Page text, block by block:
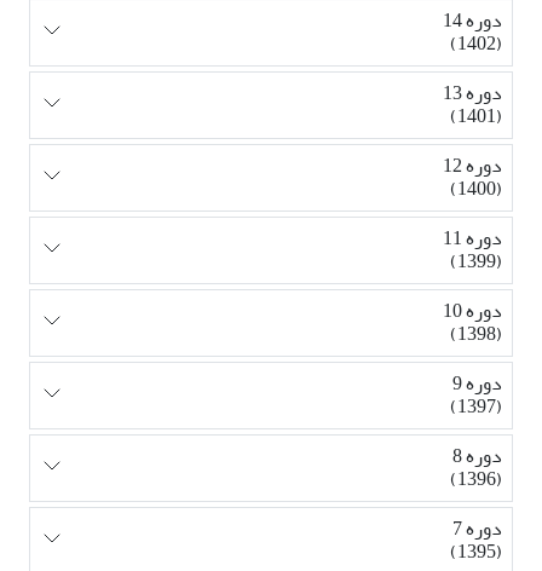
دوره 14
(1402)
دوره 13
(1401)
دوره 12
(1400)
دوره 11
(1399)
دوره 10
(1398)
دوره 9
(1397)
دوره 8
(1396)
دوره 7
(1395)